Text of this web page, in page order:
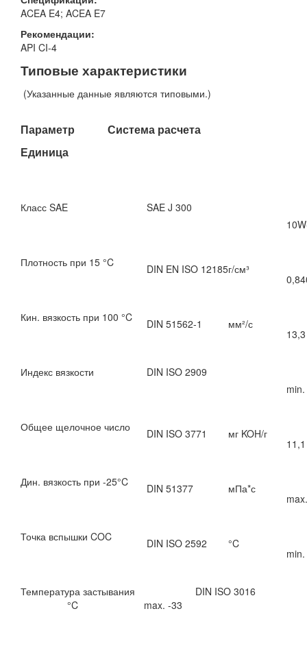
ACEA E4; ACEA E7
Рекомендации:
API CI-4
Типовые характеристики
(Указанные данные являются типовыми.)
Параметр Система расчета
Единица
Класс SAE
SAE J 300
Плотность при 15 °C DIN EN ISO 12185г/см³
Кин. вязкость при 100 °C DIN 51562-1 мм²/с
Индекс вязкости
DIN ISO 2909
Общее щелочное число DIN ISO 3771 мг KOH/г
Дин. вязкость при -25°C DIN 51377 мПа*с
Точка вспышки COC DIN ISO 2592 °C
Температура застывания DIN ISO 3016
°C max. -33